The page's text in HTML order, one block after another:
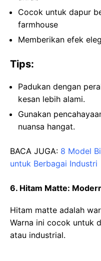
Cocok untuk dapur
farmhouse
Memberikan efek
Tips:
Padukan dengan
kesan lebih alami.
Gunakan
nuansa hangat.
BACA JUGA: 8 Model
untuk Berbagai Industri
6. Hitam Matte:
Hitam matte adalah
Warna ini cocok untuk
atau industrial.